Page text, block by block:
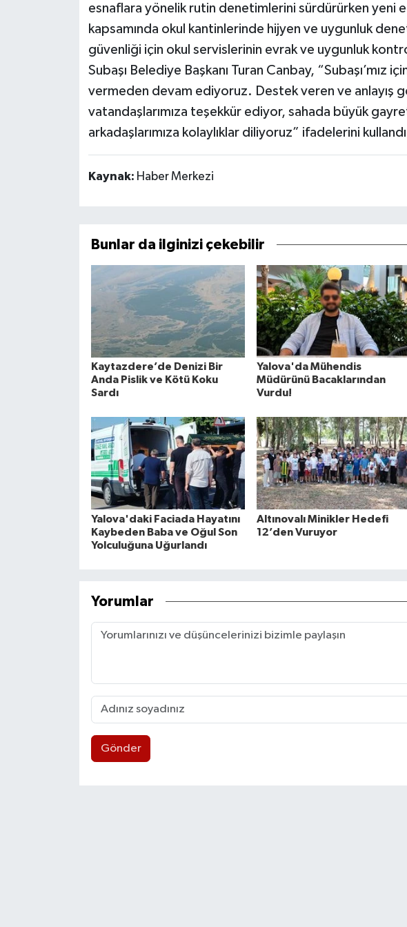
esnaflara yönelik rutin denetimlerini sürdürürken yeni
kapsamında okul kantinlerinde hijyen ve uygunluk
güvenliği için okul servislerinin evrak ve uygunluk
Subaşı Belediye Başkanı Turan Canbay, “Subaşı’mız
vermeden devam ediyoruz. Destek veren ve anlayış
vatandaşlarımıza teşekkür ediyor, sahada büyük
arkadaşlarımıza kolaylıklar diliyoruz” ifadelerini
Kaynak: Haber Merkezi
Bunlar da ilginizi çekebilir
Kaytazdere’de Denizi Bir
Anda Pislik ve Kötü Koku
Sardı
Yalova'da Mühendis
Müdürünü Bacaklarından
Vurdu!
Yalova'daki Faciada Hayatını
Kaybeden Baba ve Oğul Son
Yolculuğuna Uğurlandı
Altınovalı Minikler Hedefi
12’den Vuruyor
Yorumlar
Gönder